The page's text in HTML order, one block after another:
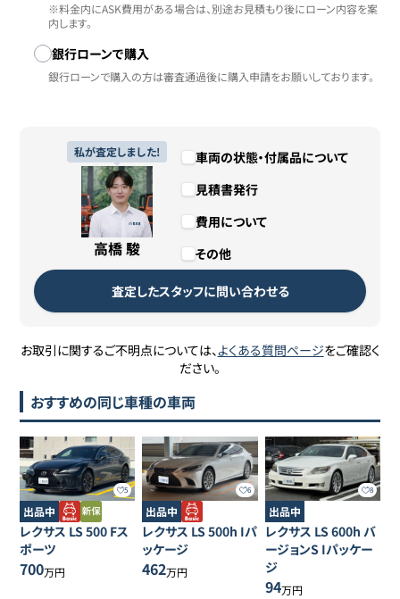
※料金内にASK費用がある場合は、別途お見積もり後にローン内容を案
内します。
銀行ローンで購入
銀行ローンで購入の方は審査通過後に購入申請をお願いしております。
私が査定しました!
高橋 駿
車両の状態・付属品について
見積書発行
費用について
その他
査定したスタッフに問い合わせる
お取引に関するご不明点については、よくある質問ページをご確認く
ださい。
おすすめの同じ車種の車両
5
出品中
レクサス LS500 Fス
ポーツ
700万円
6
出品中
レクサス LS500h Iパ
ッケージ
462万円
8
出品中
レクサス LS600h バ
ージョンS Iパッケー
ジ
94万円